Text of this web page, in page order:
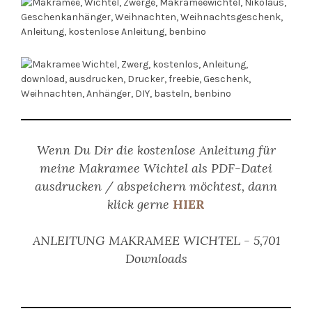
Wenn Du Dir die kostenlose Anleitung für
meine Makramee Wichtel als PDF-Datei
ausdrucken / abspeichern möchtest, dann
klick gerne HIER
ANLEITUNG MAKRAMEE WICHTEL- 5,701
Downloads